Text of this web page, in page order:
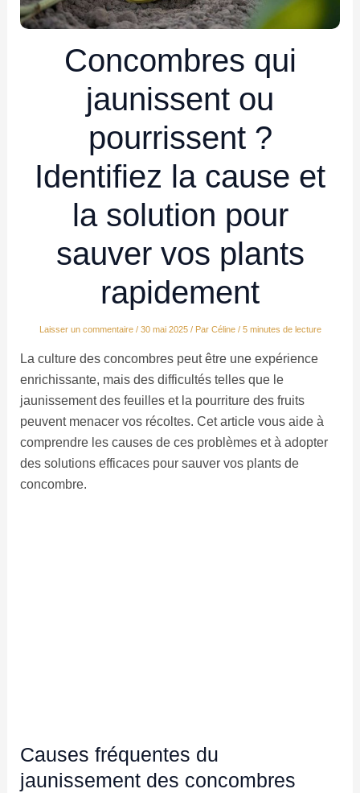
Concombres qui
jaunissent ou
pourrissent ?
Identifiez la cause et
la solution pour
sauver vos plants
rapidement
Laisser un commentaire / 30 mai 2025 / Par Céline / 5 minutes de lecture
La culture des concombres peut être une expérience
enrichissante, mais des difficultés telles que le
jaunissement des feuilles et la pourriture des fruits
peuvent menacer vos récoltes. Cet article vous aide à
comprendre les causes de ces problèmes et à adopter
des solutions efficaces pour sauver vos plants de
concombre.
Causes fréquentes du
jaunissement des concombres